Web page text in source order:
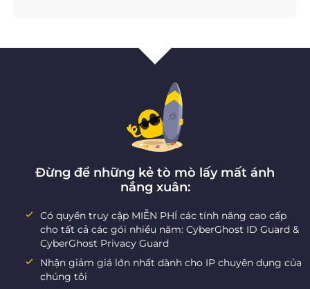
Đừng để những kẻ tò mò lấy mất ánh
nắng xuân:
Có quyền truy cập MIỄN PHÍ các tính năng cao cấp
cho tất cả các gói nhiều năm: CyberGhost ID Guard &
CyberGhost Privacy Guard
Nhận giảm giá lớn nhất dành cho IP chuyên dụng của
chúng tôi